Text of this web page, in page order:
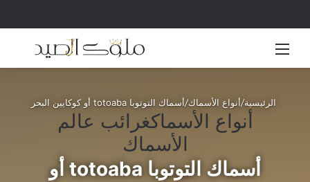
الرئيسية/أنواع الأسماك/أسماك التوتوبا totoaba أو كوكايين البحر
أنواع الأسماكغرائب عالم
الأسماك
أسماك التوتوبا totoaba أو